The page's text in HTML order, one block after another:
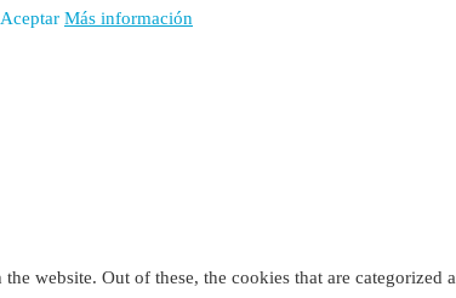
Aceptar Más información
website. Out of these, the cookies that are categorized